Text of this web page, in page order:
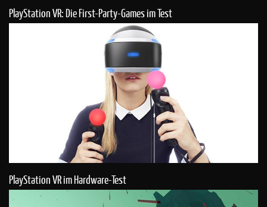
PlayStation VR: Die First-Party-Games im Test
PlayStation VR im Hardware-Test